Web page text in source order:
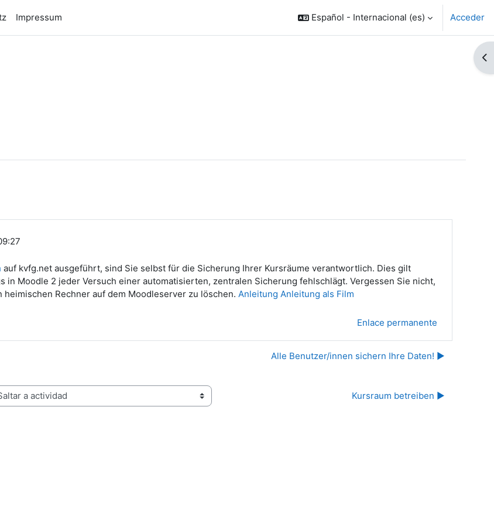
Impressum Español - Internacional ‎(es)‎ Acceder
auf kvfg.net ausgeführt, sind Sie selbst für die Sicherung Ihrer Kursräume verantwortlich. Dies gilt
in Moodle 2 jeder Versuch einer automatisierten, zentralen Sicherung fehlschlägt. Vergessen Sie nicht,
Rechner auf dem Moodleserver zu löschen. Anleitung Anleitung als Film
Enlace permanente
Alle Benutzer/innen sichern Ihre Daten! ▶︎
a actividad Kursraum betreiben ▶︎